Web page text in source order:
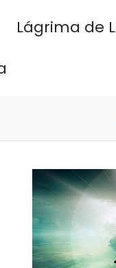
Lágrima de